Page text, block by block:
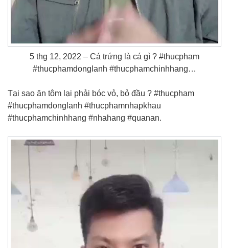
5 thg 12, 2022 – Cá trứng là cá gì ? #thucpham
#thucphamdonglanh #thucphamchinhhang…
Tại sao ăn tôm lại phải bóc vỏ, bỏ đầu ? #thucpham
#thucphamdonglanh #thucphamnhapkhau
#thucphamchinhhang #nhahang #quanan.